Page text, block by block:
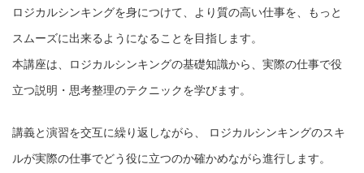
ロジカルシンキングを身につけて、より質の高い仕事を、もっと
スムーズに出来るようになることを目指します。
本講座は、ロジカルシンキングの基礎知識から、実際の仕事で役
立つ説明・思考整理のテクニックを学びます。
講義と演習を交互に繰り返しながら、 ロジカルシンキングのスキ
ルが実際の仕事でどう役に立つのか確かめながら進行します。